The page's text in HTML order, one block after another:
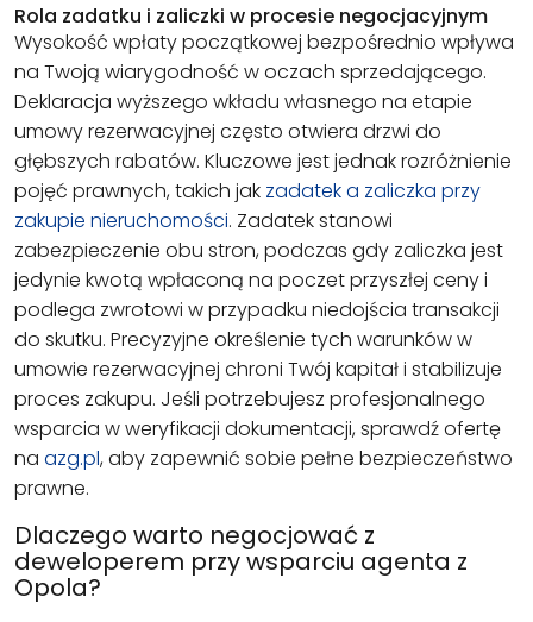
Rola zadatku i zaliczki w procesie negocjacyjnym
Wysokość wpłaty początkowej bezpośrednio wpływa
na Twoją wiarygodność w oczach sprzedającego.
Deklaracja wyższego wkładu własnego na etapie
umowy rezerwacyjnej często otwiera drzwi do
głębszych rabatów. Kluczowe jest jednak rozróżnienie
pojęć prawnych, takich jak zadatek a zaliczka przy
zakupie nieruchomości. Zadatek stanowi
zabezpieczenie obu stron, podczas gdy zaliczka jest
jedynie kwotą wpłaconą na poczet przyszłej ceny i
podlega zwrotowi w przypadku niedojścia transakcji
do skutku. Precyzyjne określenie tych warunków w
umowie rezerwacyjnej chroni Twój kapitał i stabilizuje
proces zakupu. Jeśli potrzebujesz profesjonalnego
wsparcia w weryfikacji dokumentacji, sprawdź ofertę
na azg.pl, aby zapewnić sobie pełne bezpieczeństwo
prawne.
Dlaczego warto negocjować z
deweloperem przy wsparciu agenta z
Opola?